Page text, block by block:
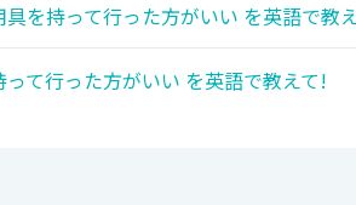
具を持って行った方がいい を英語で教
って行った方がいい を英語で教えて!